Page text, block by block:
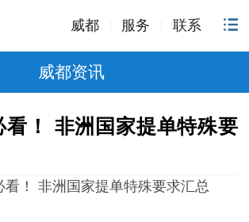
威都 服务 联系
威都资讯
看！ 非洲国家提单特殊要
！ 非洲国家提单特殊要求汇总